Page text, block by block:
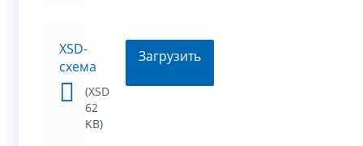
XSD-
схема
(XSD
62
KB)
Загрузить